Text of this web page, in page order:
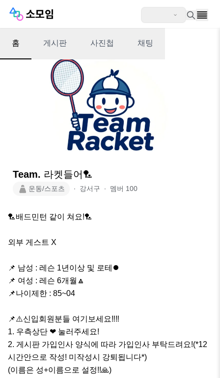
홈 게시판 사진첩 채팅
Team. 라켓들어🏸
운동/스포츠 ∙ 강서구 ∙ 멤버 100
🏸배드민턴 같이 쳐요!🏸
외부 게스트 X
📌 남성 : 레슨 1년이상 및 로테⏺️
📌 여성 : 레슨 6개월🔼
📌나이제한 : 85~04
📌⚠️신입회원분들 여기보세요‼️‼️
1. 우측상단 ❤ 눌러주세요!
2. 게시판 가입인사 양식에 따라 가입인사 부탁드려요!(*12
시간안으로 작성! 미작성시 강퇴됩니다*)
(이름은 성+이름으로 설정!!🙏)